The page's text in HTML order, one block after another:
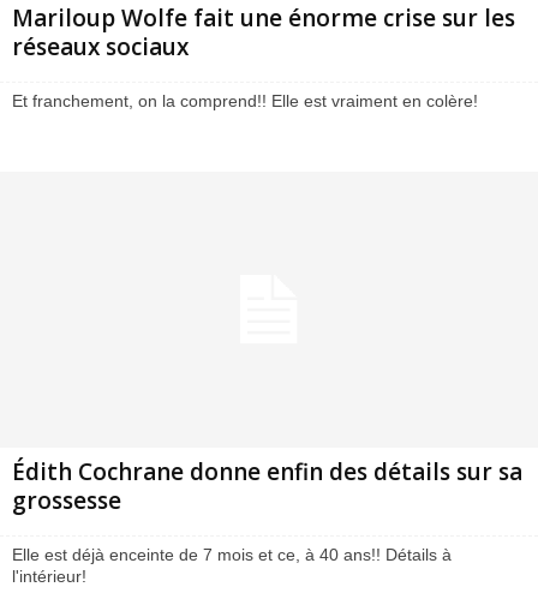
Mariloup Wolfe fait une énorme crise sur les
réseaux sociaux
Et franchement, on la comprend!! Elle est vraiment en colère!
Édith Cochrane donne enfin des détails sur sa
grossesse
Elle est déjà enceinte de 7 mois et ce, à 40 ans!! Détails à
l'intérieur!